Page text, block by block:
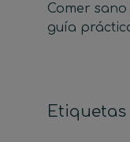
Comer
guía
Etiquetas